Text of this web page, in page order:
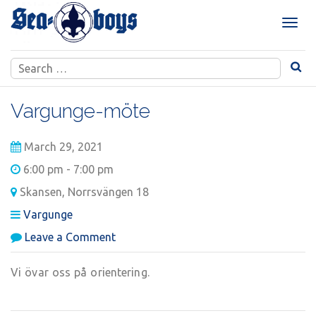
Skip
T
g
l
Search
for:
Vargunge-möte
March 29, 2021
6:00 pm - 7:00 pm
Skansen, Norrsvängen 18
Vargunge
Leave a Commenton
Vargunge-
möte
Vi övar oss på orientering.